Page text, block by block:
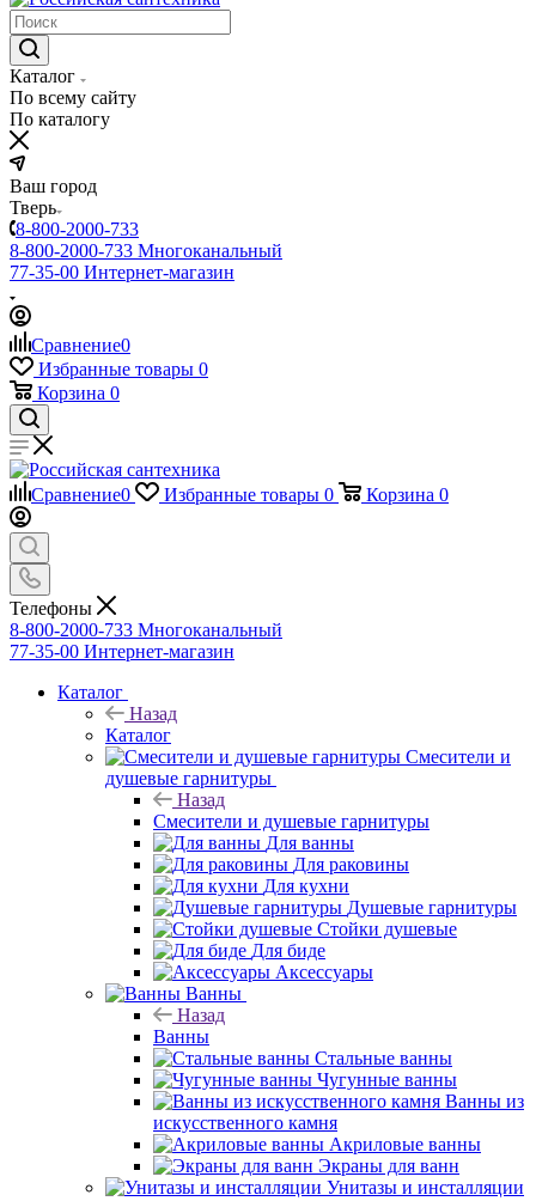
Каталог
По всему сайту
По каталогу
Ваш город
Тверь
8-800-2000-733
8-800-2000-733 Многоканальный
77-35-00 Интернет-магазин
Сравнение0
Избранные товары 0
Корзина 0
Сравнение0 Избранные товары 0 Корзина 0
Телефоны
8-800-2000-733 Многоканальный
77-35-00 Интернет-магазин
Каталог
Назад
Каталог
Смесители и
душевые гарнитуры
Назад
Смесители и душевые гарнитуры
Для ванны
Для раковины
Для кухни
Душевые гарнитуры
Стойки душевые
Для биде
Аксессуары
Ванны
Назад
Ванны
Стальные ванны
Чугунные ванны
Ванны из
искусственного камня
Акриловые ванны
Экраны для ванн
Унитазы и инсталляции